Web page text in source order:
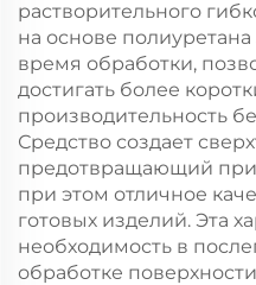
растворительного
на основе
время обработки,
достигать более
производительность
Средство создает
предотвращающий
при этом отличное
готовых изделий. Эта
необходимость в
обработке